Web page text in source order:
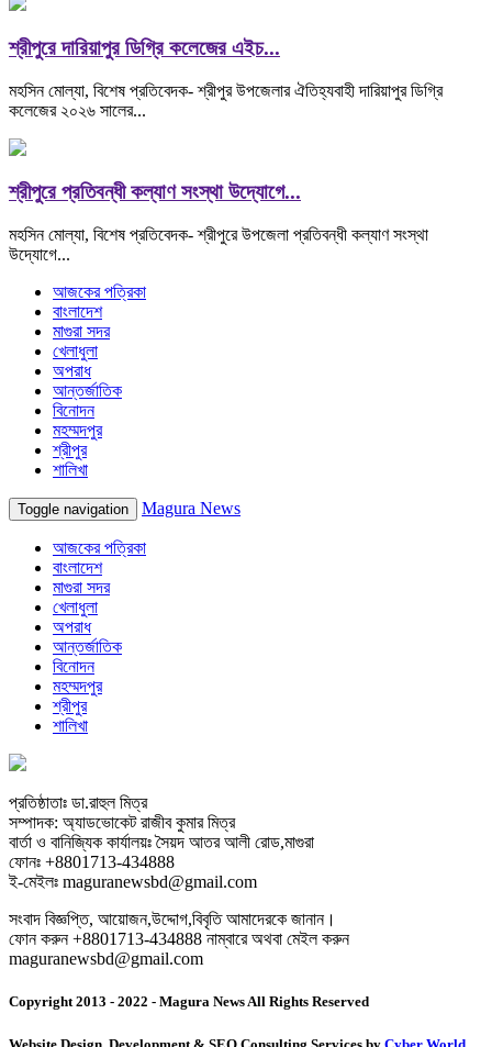
শ্রীপুরে দারিয়াপুর ডিগ্রি কলেজের এইচ...
মহসিন মোল্যা, বিশেষ প্রতিবেদক- শ্রীপুর উপজেলার ঐতিহ্যবাহী দারিয়াপুর ডিগ্রি
কলেজের ২০২৬ সালের...
শ্রীপুরে প্রতিবন্ধী কল্যাণ সংস্থা উদ্যোগে...
মহসিন মোল্যা, বিশেষ প্রতিবেদক- শ্রীপুরে উপজেলা প্রতিবন্ধী কল্যাণ সংস্থা
উদ্যোগে...
আজকের পত্রিকা
বাংলাদেশ
মাগুরা সদর
খেলাধুলা
অপরাধ
আন্তর্জাতিক
বিনোদন
মহম্মদপুর
শ্রীপুর
শালিখা
Toggle navigation Magura News
আজকের পত্রিকা
বাংলাদেশ
মাগুরা সদর
খেলাধুলা
অপরাধ
আন্তর্জাতিক
বিনোদন
মহম্মদপুর
শ্রীপুর
শালিখা
প্রতিষ্ঠাতাঃ ডা.রাহুল মিত্র
সম্পাদক: অ্যাডভোকেট রাজীব কুমার মিত্র
বার্তা ও বানিজ্যিক কার্যালয়ঃ সৈয়দ আতর আলী রোড,মাগুরা
ফোনঃ +8801713-434888
ই-মেইলঃ maguranewsbd@gmail.com
সংবাদ বিজ্ঞপ্তি, আয়োজন,উদ্দোগ,বিবৃতি আমাদেরকে জানান।
ফোন করুন +8801713-434888 নাম্বারে অথবা মেইল করুন
maguranewsbd@gmail.com
Copyright 2013 - 2022 - Magura News All Rights Reserved